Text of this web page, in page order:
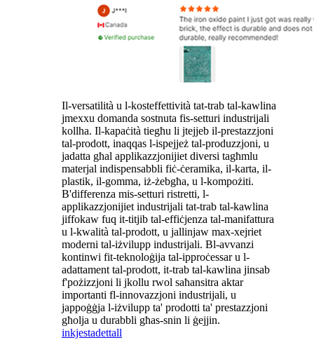
Il-versatilità u l-kosteffettività tat-trab tal-kawlina
jmexxu domanda sostnuta fis-setturi industrijali
kollha. Il-kapaċità tiegħu li jtejjeb il-prestazzjoni
tal-prodott, inaqqas l-ispejjeż tal-produzzjoni, u
jadatta għal applikazzjonijiet diversi tagħmlu
materjal indispensabbli fiċ-ċeramika, il-karta, il-
plastik, il-gomma, iż-żebgħa, u l-kompożiti.
B'differenza mis-setturi ristretti, l-
applikazzjonijiet industrijali tat-trab tal-kawlina
jiffokaw fuq it-titjib tal-effiċjenza tal-manifattura
u l-kwalità tal-prodott, u jallinjaw max-xejriet
moderni tal-iżvilupp industrijali. Bl-avvanzi
kontinwi fit-teknoloġija tal-ipproċessar u l-
adattament tal-prodott, it-trab tal-kawlina jinsab
f'pożizzjoni li jkollu rwol saħansitra aktar
importanti fl-innovazzjoni industrijali, u
jappoġġja l-iżvilupp ta' prodotti ta' prestazzjoni
għolja u durabbli għas-snin li ġejjin.
inkjestadettall